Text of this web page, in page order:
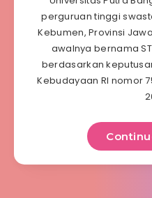
perguruan tinggi
Kebumen, Provinsi
awalnya bernama
berdasarkan
Kebudayaan RI nomor